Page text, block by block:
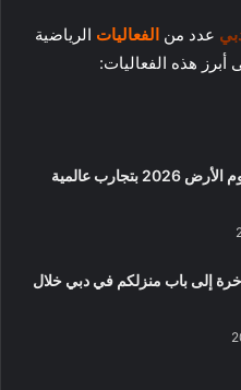
عدد من الفعاليات الرياضية
هذه الفعاليات:
جميرا تحتفي بيوم الأرض 2026 بتجارب عالمية
إلى باب منزلكم في دبي خلال